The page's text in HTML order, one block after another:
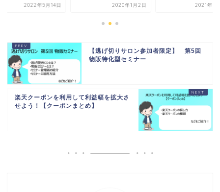
2020年1月2日 2021年5月13日 2022年5
【逃げ切りサロン参加者限定】 第5回
物販特化型セミナー
楽天クーポンを利用して利益幅を拡大さ
せよう！【クーポンまとめ】